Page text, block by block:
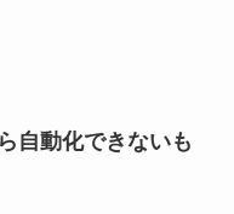
自動化できないも